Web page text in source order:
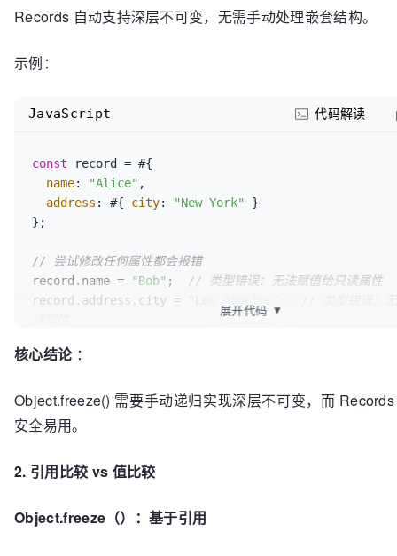
console.log(deeplyFrozenObj.address.city); // 输出
Records 自动支持深层不可变，无需手动处理嵌套结构。
示例：
const record = #{
name: "Alice" ,
address : #{ city: "New York"
}
};
// 尝试修改任何属性都会报错
record. name = "Bob" ;
// 类型错误：无法赋值给只读属性
record. address . city = "Los Angeles"
改）
JavaScript 代码解读
展开代码 ▼
核心结论：
Object.freeze() 需要手动递归实现深层不可变，而
安全易用。
2. 引用比较 vs 值比较
Object.freeze（）：基于引用